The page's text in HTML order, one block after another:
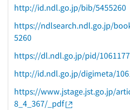
http://id.ndl.go.jp/bib/5455260
https://ndlsearch.ndl.go.jp/
5260
https://dl.ndl.go.jp/pid/
http://id.ndl.go.jp/digimeta/
https://www.jstage.jst.go.jp/
8_4_367/_pdf